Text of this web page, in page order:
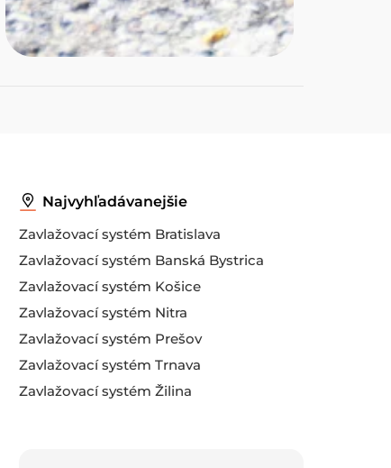
Najvyhľadávanejšie
Zavlažovací systém Bratislava
Zavlažovací systém Banská Bystrica
Zavlažovací systém Košice
Zavlažovací systém Nitra
Zavlažovací systém Prešov
Zavlažovací systém Trnava
Zavlažovací systém Žilina